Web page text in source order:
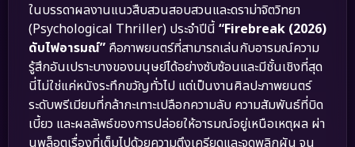
ในบรรดาผลงานแนวสืบสวนสอบสวนและดราม่าจิตวิทยา
(Psychological Thriller) ประจำปีนี้ “Firebreak (2026)
ดับไฟอารมณ์” คือภาพยนตร์ที่สามารถเล่นกับอารมณ์ความ
รู้สึกอันเปราะบางของมนุษย์ได้อย่างซับซ้อนและมีชั้นเชิงที่สุด
นี่ไม่ใช่แค่หนังระทึกขวัญทั่วไป แต่เป็นงานศิลปะภาพยนตร์
ระดับพรีเมียมที่กล้ากะเทาะเปลือกความลับ ความสัมพันธ์ที่บิด
เบี้ยว และผลลัพธ์ของการปล่อยให้อารมณ์อยู่เหนือเหตุผล ผ่า